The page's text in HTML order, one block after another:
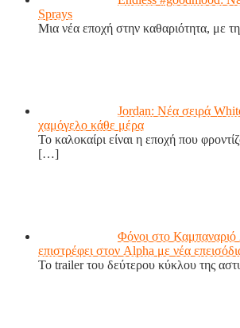
Sprays
Μια νέα εποχή στην καθαριότητα, με
Jordan: Νέα σειρά
χαμόγελο κάθε μέρα
Το καλοκαίρι είναι η εποχή που
[…]
Φόνοι στο
επιστρέφει στον Alpha με νέα
Το trailer του δεύτερου κύκλου της